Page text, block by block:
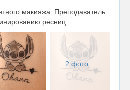
макияжа. Преподаватель
ресниц.
2 фото